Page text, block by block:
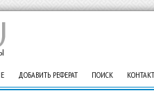
ДОБАВИТЬ РЕФЕРАТ ПОИСК